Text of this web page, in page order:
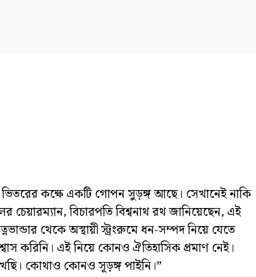
ভিতরের কক্ষে একটি গোপন সুড়ঙ্গ আছে। সেখানেই নাকি
বিচারপতি বিশ্বনাথ রথ জানিয়েছেন, এই
থেকে অস্থায়ী স্ট্রংরুমে ধন-সম্পদ নিয়ে যেতে
করিনি। এই নিয়ে কোনও ঐতিহাসিক প্রমাণ নেই।
কোথাও কোনও সূড়ঙ্গ পাইনি।”